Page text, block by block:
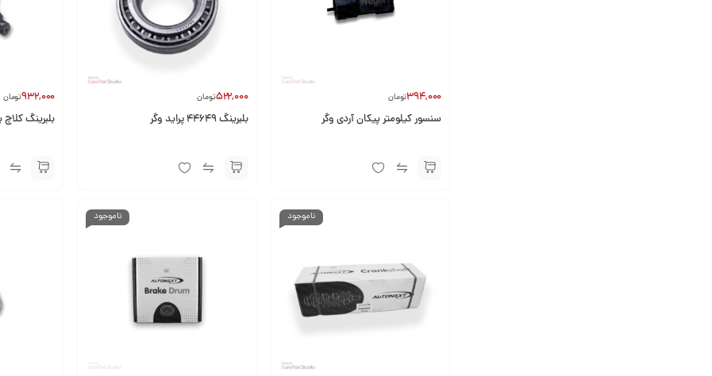
394,000تومان
سنسور کیلومتر پیکان آردی وگر
522,000تومان
بلبرینگ 44649 پراید وگر
932,000تومان
بلبرینگ
ناموجود ناموجود